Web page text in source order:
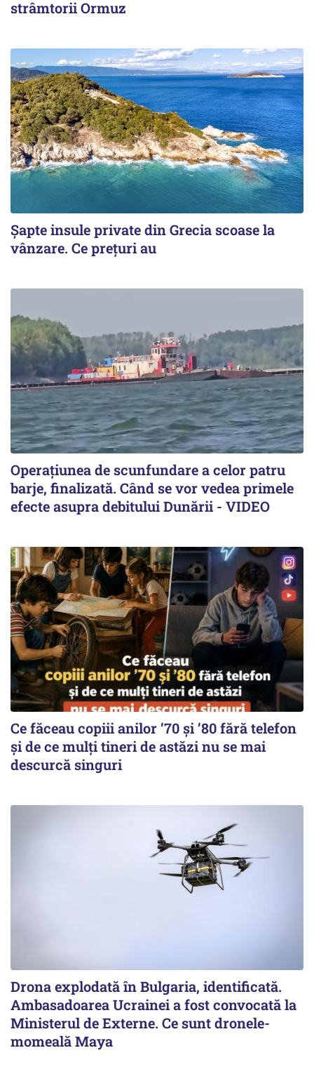
strâmtorii Ormuz
Șapte insule private din Grecia scoase la
vânzare. Ce prețuri au
Operațiunea de scunfundare a celor patru
barje, finalizată. Când se vor vedea primele
efecte asupra debitului Dunării - VIDEO
Ce făceau copiii anilor ’70 și ’80 fără telefon
și de ce mulți tineri de astăzi nu se mai
descurcă singuri
Drona explodată în Bulgaria, identificată.
Ambasadoarea Ucrainei a fost convocată la
Ministerul de Externe. Ce sunt dronele-
momeală Maya